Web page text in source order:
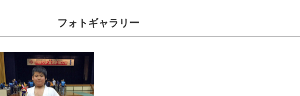
フォトギャラリー